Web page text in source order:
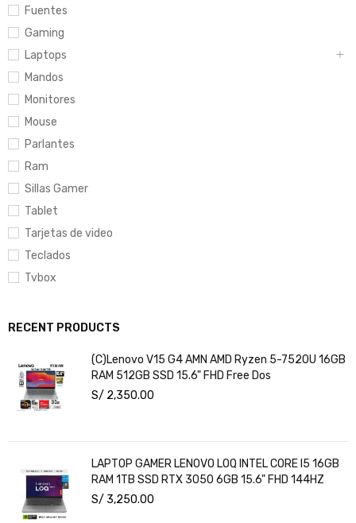
Fuentes
Gaming
Laptops
Mandos
Monitores
Mouse
Parlantes
Ram
Sillas Gamer
Tablet
Tarjetas de video
Teclados
Tvbox
RECENT PRODUCTS
(C)Lenovo V15 G4 AMN AMD Ryzen 5-7520U 16GB
RAM 512GB SSD 15.6" FHD Free Dos
S/ 2,350.00
LAPTOP GAMER LENOVO LOQ INTEL CORE I5 16GB
RAM 1TB SSD RTX 3050 6GB 15.6" FHD 144HZ
S/ 3,250.00